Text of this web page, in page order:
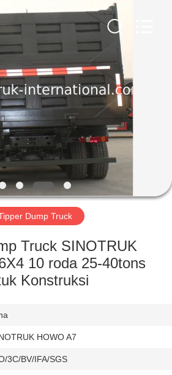
Dump Truck
Truck SINOTRUK
10 roda 25-40tons
Konstruksi
HOWO A7
3C/BV/IFA/SGS